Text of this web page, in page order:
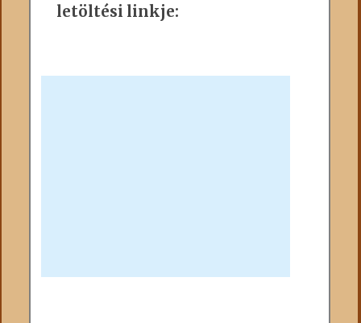
letöltési linkje: